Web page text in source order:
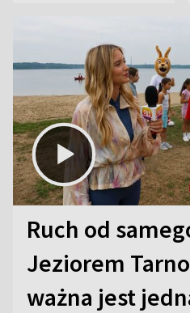
Ruch od
Jeziorem
ważna jest